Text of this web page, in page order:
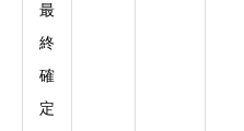
最
終
確
定